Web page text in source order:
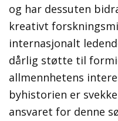
og har dessuten
kreativt
internasjonalt
dårlig støtte til
allmennhetens
byhistorien er
ansvaret for denne